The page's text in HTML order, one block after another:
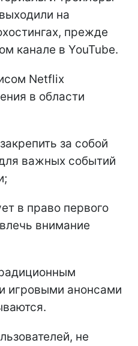
на
прежде
канале в YouTube.
Netflix
в области
за собой
важных событий
в право первого
внимание
игровыми анонсами
не